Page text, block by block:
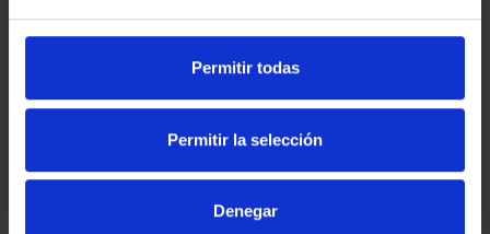
Permitir todas
Permitir la selección
Denegar
CAPITALES DE
COMPLET...
3.796,00 €